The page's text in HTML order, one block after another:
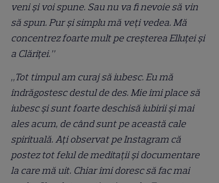
veni și voi spune. Sau nu va fi nevoie să vin
să spun. Pur și simplu mă veți vedea. Mă
concentrez foarte mult pe creșterea Elluței și
a Clăriței.”
„Tot timpul am curaj să iubesc. Eu mă
îndrăgostesc destul de des. Mie îmi place să
iubesc și sunt foarte deschisă iubirii și mai
ales acum, de când sunt pe această cale
spirituală. Ați observat pe Instagram că
postez tot felul de meditații și documentare
la care mă uit. Chiar îmi doresc să fac mai